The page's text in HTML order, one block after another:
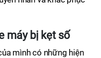
máy bị kẹt số
mình có những hiện